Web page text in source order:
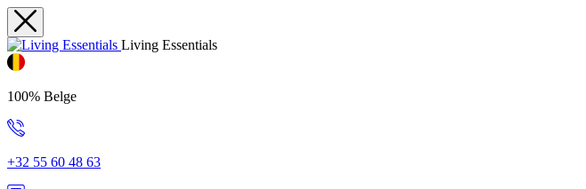
Living Essentials
100% Belge
+32 55 60 48 63